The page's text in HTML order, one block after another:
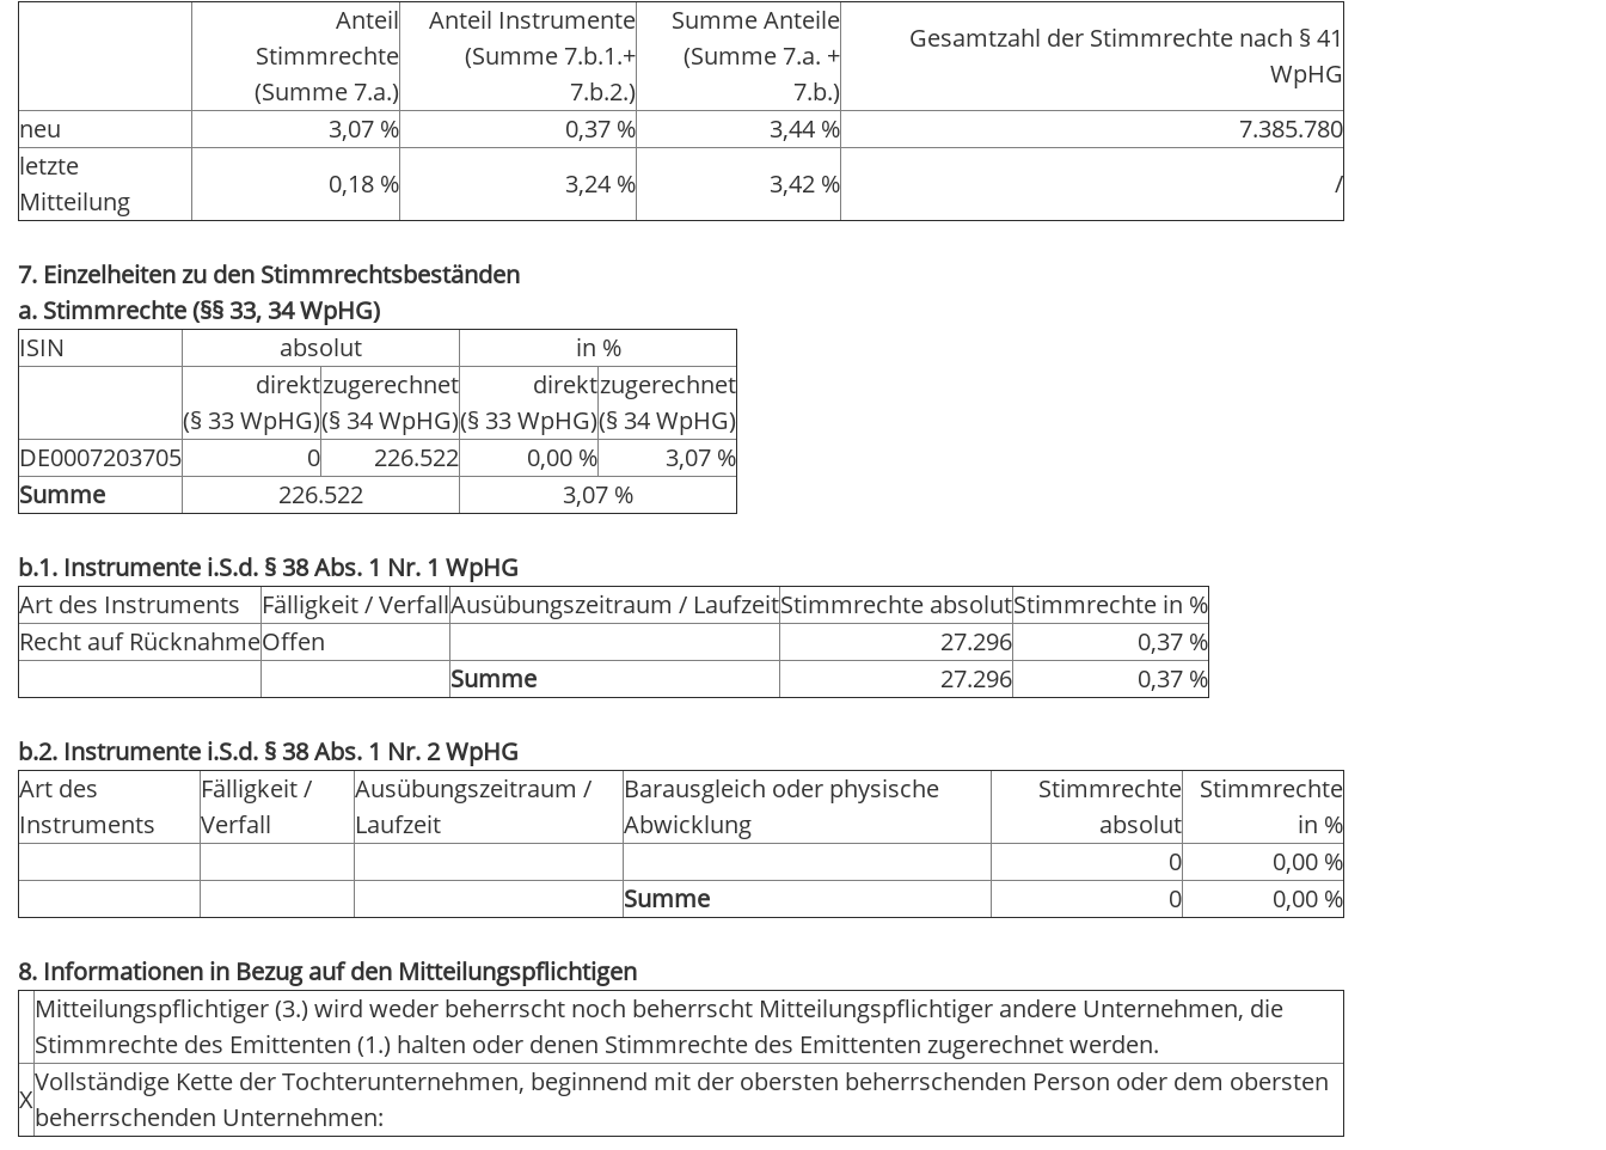
Anteil
Stimmrechte
(Summe 7.a.)
Anteil Instrumente
(Summe 7.b.1.+
7.b.2.)
Summe Anteile
(Summe 7.a. +
7.b.)
Gesamtzahl der Stimmrechte nach § 41
WpHG
neu
3,07 % 0,37 % 3,44 %
7.385.780
letzte
Mitteilung
0,18 % 3,24 % 3,42 % /
7. Einzelheiten zu den Stimmrechtsbeständen
a. Stimmrechte (§§ 33, 34 WpHG)
ISIN
absolut
in %
direkt
(§ 33 WpHG)
zugerechnet
(§ 34 WpHG)
direkt
(§ 33 WpHG)
zugerechnet
(§ 34 WpHG)
DE0007203705
0 226.522 0,00 %
3,07 %
Summe
226.522 3,07 %
b.1. Instrumente i.S.d. § 38 Abs. 1 Nr. 1 WpHG
Art des Instruments
Fälligkeit / VerfallAusübungszeitraum / LaufzeitStimmrechte absolutStimmrechte in %
Recht auf RücknahmeOffen 27.296
0,37 %
Summe
27.296 0,37 %
b.2. Instrumente i.S.d. § 38 Abs. 1 Nr. 2 WpHG
Art des
Instruments
Fälligkeit /
Verfall
Ausübungszeitraum /
Laufzeit
Barausgleich oder physische
Abwicklung
Stimmrechte
absolut
Stimmrechte
in %
0
0,00 %
Summe
0 0,00 %
8. Informationen in Bezug auf den Mitteilungspflichtigen
Mitteilungspflichtiger (3.) wird weder beherrscht noch beherrscht Mitteilungspflichtiger andere Unternehmen, die
Stimmrechte des Emittenten (1.) halten oder denen Stimmrechte des Emittenten zugerechnet werden.
X
Vollständige Kette der Tochterunternehmen, beginnend mit der obersten beherrschenden Person oder dem obersten
beherrschenden Unternehmen: